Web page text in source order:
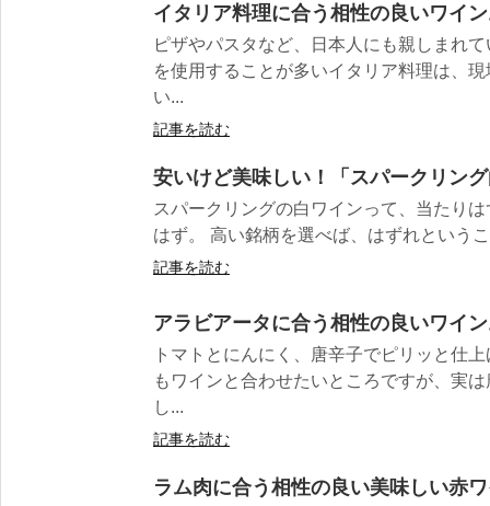
イタリア料理に合う相性の良いワイ
ピザやパスタなど、日本人にも親しまれ
を使用することが多いイタリア料理は、
い...
記事を読む
安いけど美味しい！「スパークリン
スパークリングの白ワインって、当たり
はず。 高い銘柄を選べば、はずれという
記事を読む
アラビアータに合う相性の良いワイ
トマトとにんにく、唐辛子でピリッと仕
もワインと合わせたいところですが、実
し...
記事を読む
ラム肉に合う相性の良い美味しい赤